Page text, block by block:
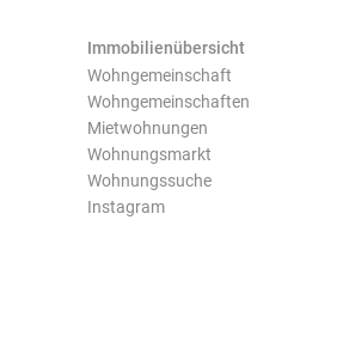
Immobilienübersicht
Wohngemeinschaft
Wohngemeinschaften
Mietwohnungen
Wohnungsmarkt
Wohnungssuche
Instagram